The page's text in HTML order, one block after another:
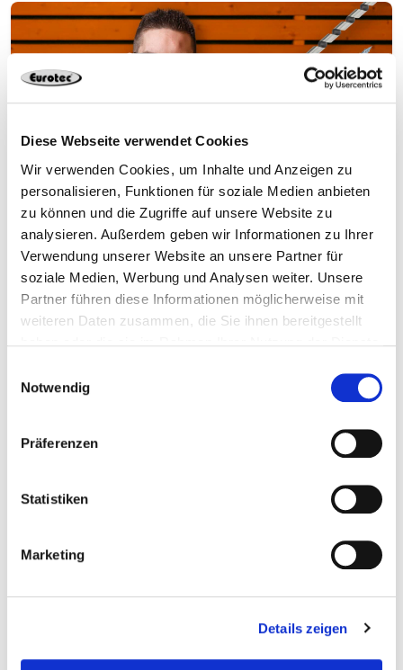
Diese Webseite verwendet Cookies
Wir verwenden Cookies, um Inhalte und Anzeigen zu
personalisieren, Funktionen für soziale Medien anbieten
zu können und die Zugriffe auf unsere Website zu
analysieren. Außerdem geben wir Informationen zu Ihrer
Verwendung unserer Website an unsere Partner für
soziale Medien, Werbung und Analysen weiter. Unsere
Partner führen diese Informationen möglicherweise mit
weiteren Daten zusammen, die Sie ihnen bereitgestellt
Notwendig
Präferenzen
Statistiken
Marketing
Details zeigen
Unsere Schrauben – Richtig Verschrauben